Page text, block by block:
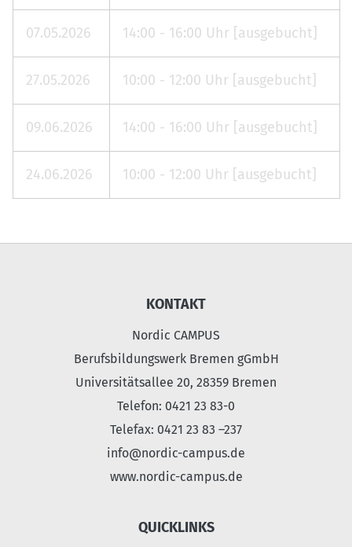
07.05.2026 14:00 - 16:00 Uhr [ausgebucht]
27.05.2026 10:00 - 12:00 Uhr [ausgebucht]
09.06.2026 14:00 - 16:00 Uhr [ausgebucht]
24.06.2026 10:00 - 12:00 Uhr [ausgebucht]
KONTAKT
Nordic CAMPUS
Berufsbildungswerk Bremen gGmbH
Universitätsallee 20, 28359 Bremen
Telefon: 0421 23 83-0
Telefax: 0421 23 83 –237
info@nordic-campus.de
www.nordic-campus.de
QUICKLINKS